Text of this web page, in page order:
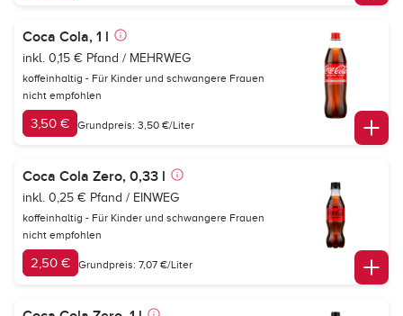
Coca Cola, 1 l
inkl. 0,15 € Pfand / MEHRWEG
koffeinhaltig - Für Kinder und schwangere Frauen
nicht empfohlen
3,50 € Grundpreis: 3,50 €/Liter
Coca Cola Zero, 0,33 l
inkl. 0,25 € Pfand / EINWEG
koffeinhaltig - Für Kinder und schwangere Frauen
nicht empfohlen
2,50 € Grundpreis: 7,07 €/Liter